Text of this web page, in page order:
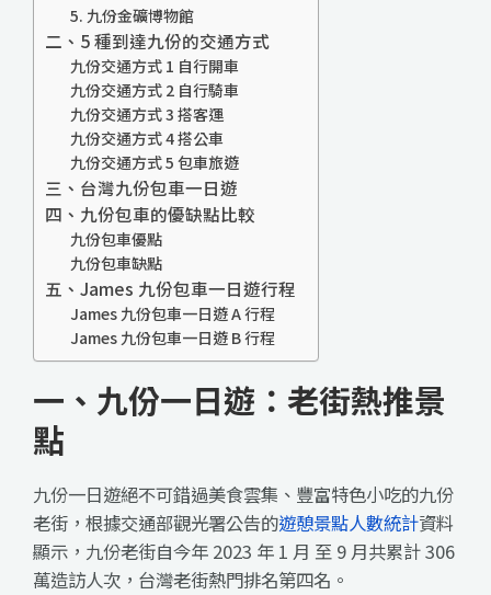
5. 九份金礦博物館
二、5 種到達九份的交通方式
九份交通方式 1 自行開車
九份交通方式 2 自行騎車
九份交通方式 3 搭客運
九份交通方式 4 搭公車
九份交通方式 5 包車旅遊
三、台灣九份包車一日遊
四、九份包車的優缺點比較
九份包車優點
九份包車缺點
五、James 九份包車一日遊行程
James 九份包車一日遊 A 行程
James 九份包車一日遊 B 行程
一、九份一日遊：老街熱推景
點
九份一日遊絕不可錯過美食雲集、豐富特色小吃的九份
老街，根據交通部觀光署公告的遊憩景點人數統計資料
顯示，九份老街自今年 2023 年 1 月 至 9 月共累計 306
萬造訪人次，台灣老街熱門排名第四名。